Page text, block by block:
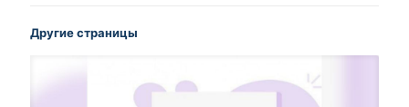
Другие страницы